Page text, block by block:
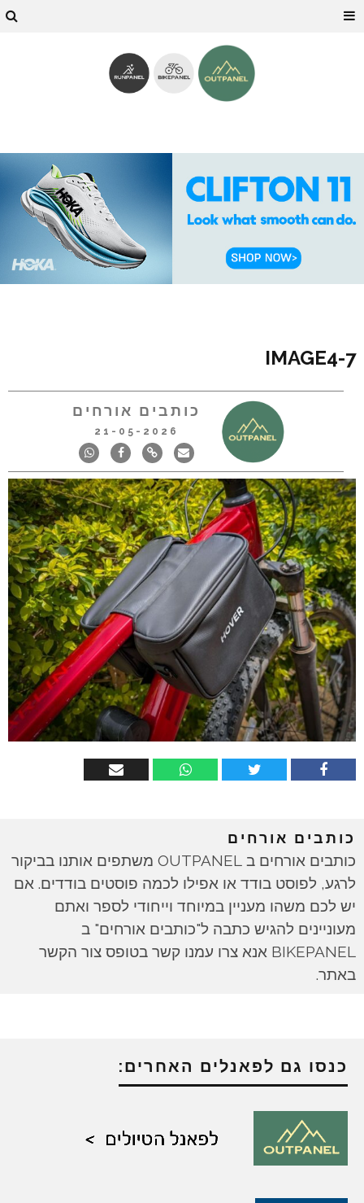
IMAGE4-7
כותבים אורחים
21-05-2026
כותבים אורחים
כותבים אורחים ב OUTPANEL משתפים אותנו בביקור
לרגע, לפוסט בודד או אפילו לכמה פוסטים בודדים. אם
יש לכם משהו מעניין במיוחד וייחודי לספר ואתם
מעוניינים להגיש כתבה ל"כותבים אורחים" ב
BIKEPANEL אנא צרו עמנו קשר בטופס צור הקשר
באתר.
כנסו גם לפאנלים האחרים: